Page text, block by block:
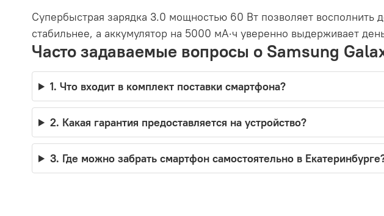
Супербыстрая зарядка 3.0 мощностью 60 Вт позволяет восполнить
стабильнее, а аккумулятор на 5000 мА·ч уверенно выдерживает
Часто задаваемые вопросы о Samsung
1. Что входит в комплект поставки смартфона?
2. Какая гарантия предоставляется на устройство?
3. Где можно забрать смартфон самостоятельно в